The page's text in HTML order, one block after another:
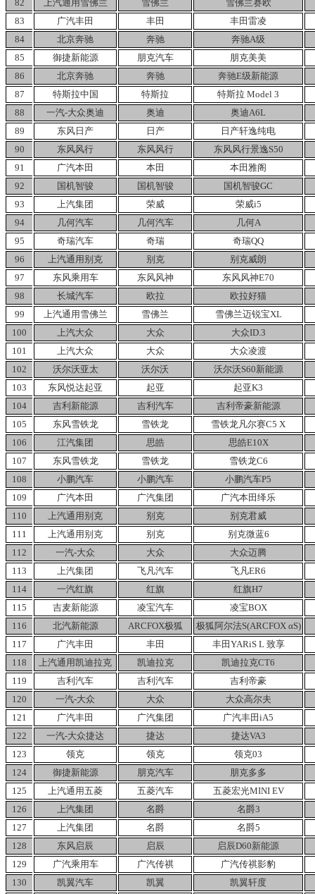
82 上汽通用雪佛兰 雪佛兰
雪佛兰赛欧
83
广汽丰田 丰田
丰田雷凌
84
北京奔驰 奔驰
奔驰A级
85
御捷新能源 朋克汽车
朋克美美
86
北京奔驰 奔驰
奔驰E级新能源
87
特斯拉中国 特斯拉 特斯拉 Model 3
88
一汽-大众奥迪 奥迪
奥迪A6L
89
东风日产 日产
日产轩逸纯电
90
东风风行 东风风行
东风风行景逸S50
91
广汽本田 本田
本田雅阁
92
国机智骏 国机智骏
国机智骏GC
93
上汽集团 荣威
荣威i5
94
几何汽车 几何汽车
几何A
95
奇瑞汽车 奇瑞
奇瑞QQ
96
上汽通用别克 别克
别克威朗
97
东风乘用车 东风风神
东风风神E70
98
长城汽车 欧拉
欧拉好猫
99
上汽通用雪佛兰 雪佛兰
雪佛兰迈锐宝XL
100
上汽大众 大众
大众ID.3
101
上汽大众 大众
大众凌渡
102
沃尔沃亚太 沃尔沃
沃尔沃S60新能源
103
东风悦达起亚 起亚
起亚K3
104
吉利新能源 吉利汽车
吉利帝豪新能源
105
东风雪铁龙 雪铁龙 雪铁龙凡尔赛C5 X
106
江汽集团 思皓
思皓E10X
107
东风雪铁龙 雪铁龙
雪铁龙C6
108
小鹏汽车 小鹏汽车
小鹏汽车P5
109
广汽本田 广汽集团
广汽本田绎乐
110
上汽通用别克 别克
别克君威
111
上汽通用别克 别克
别克微蓝6
112
一汽-大众 大众
大众迈腾
113
上汽集团 飞凡汽车
飞凡ER6
114
一汽红旗 红旗
红旗H7
115
吉麦新能源 凌宝汽车
凌宝BOX
116
北汽新能源 ARCFOX极狐 极狐阿尔法S(ARCFOX αS)
117
广汽丰田 丰田 丰田YARiS L 致享
118
上汽通用凯迪拉克 凯迪拉克
凯迪拉克CT6
119
吉利汽车 吉利汽车
吉利帝豪
120
一汽-大众 大众
大众高尔夫
121
广汽丰田 广汽集团
广汽丰田iA5
122
一汽-大众捷达 捷达
捷达VA3
123
领克 领克
领克03
124
御捷新能源 朋克汽车
朋克多多
125
上汽通用五菱 五菱汽车 五菱宏光MINI EV
126
上汽集团 名爵
名爵3
127
上汽集团 名爵
名爵5
128
东风启辰 启辰
启辰D60新能源
129
广汽乘用车 广汽传祺
广汽传祺影豹
130
凯翼汽车 凯翼
凯翼轩度